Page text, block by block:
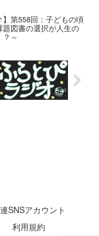
】第558回：子どもの頃
図書の選択が人生の
～
SNSアカウント
利用規約